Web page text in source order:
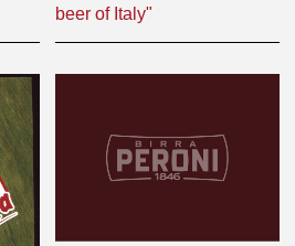
beer of Italy"